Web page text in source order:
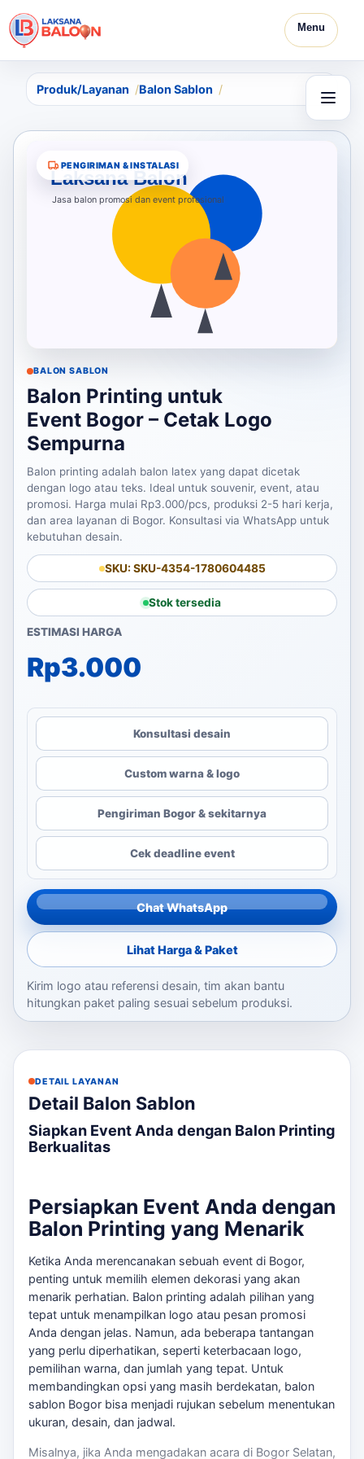
Menu
Produk/Layanan Balon Sablon
PENGIRIMAN & INSTALASI
BALON SABLON
Balon Printing untuk
Event Bogor – Cetak Logo
Sempurna
Balon printing adalah balon latex yang dapat dicetak
dengan logo atau teks. Ideal untuk souvenir, event, atau
promosi. Harga mulai Rp3.000/pcs, produksi 2-5 hari kerja,
dan area layanan di Bogor. Konsultasi via WhatsApp untuk
kebutuhan desain.
SKU: SKU-4354-1780604485
Stok tersedia
ESTIMASI HARGA
Rp3.000
Konsultasi desain
Custom warna & logo
Pengiriman Bogor & sekitarnya
Cek deadline event
Chat WhatsApp
Lihat Harga & Paket
Kirim logo atau referensi desain, tim akan bantu
hitungkan paket paling sesuai sebelum produksi.
DETAIL LAYANAN
Detail Balon Sablon
Siapkan Event Anda dengan Balon Printing
Berkualitas
Persiapkan Event Anda dengan
Balon Printing yang Menarik
Ketika Anda merencanakan sebuah event di Bogor,
penting untuk memilih elemen dekorasi yang akan
menarik perhatian. Balon printing adalah pilihan yang
tepat untuk menampilkan logo atau pesan promosi
Anda dengan jelas. Namun, ada beberapa tantangan
yang perlu diperhatikan, seperti keterbacaan logo,
pemilihan warna, dan jumlah yang tepat. Untuk
membandingkan opsi yang masih berdekatan, balon
sablon Bogor bisa menjadi rujukan sebelum menentukan
ukuran, desain, dan jadwal.
Misalnya, jika Anda mengadakan acara di Bogor Selatan,